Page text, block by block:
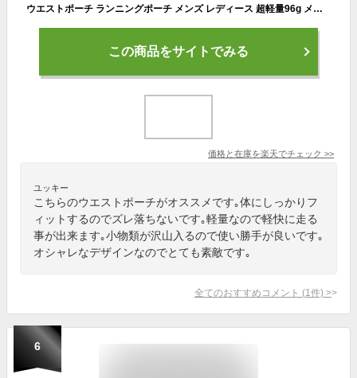
ウエストポーチ ランニングポーチ メンズ レディース 超軽量96g メッシュで蒸れない ペットボトル 熱中症対策 アウトドア 旅行 キャンプ 登山 ジョギング ランニング マラソン ゴルフ 釣り バイク 自転車 トラベル スマホ ウエストバッグ LAD WEATHER ラドウェザー
この商品をサイトでみる
価格と在庫を楽天でチェック >>
ユッキー
こちらのウエストポーチがオススメです｡体にしっかりフ
ィットするのでズレ落ちないです｡軽量なので軽快に走る
事が出来ます｡小物類が沢山入るので使い勝手が良いです｡
オシャレなデザインなのでとても素敵です｡
全てのおすすめコメント (1 件) >
6